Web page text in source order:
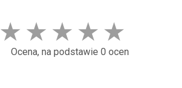
★ ★ ★ ★ ★
Ocena, na podstawie 0 ocen